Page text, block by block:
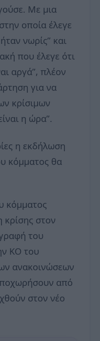
Με μια
οποία έλεγε
νωρίς” και
που έλεγε ότι
αργά”, πλέον
για να
κρίσιμων
η ώρα”.
η εκδήλωση
κόμματος θα
κόμματος
κρίσης στον
του
ΚΟ του
ανακοινώσεων
από
στον νέο